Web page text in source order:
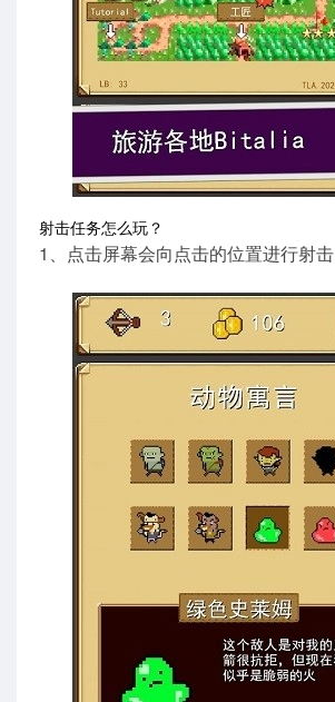
射击任务怎么玩？
1、点击屏幕会向点击的位置进行射击